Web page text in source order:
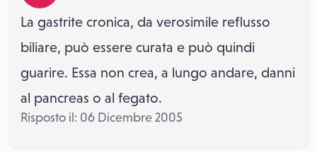
La gastrite cronica, da verosimile reflusso
biliare, può essere curata e può quindi
guarire. Essa non crea, a lungo andare, danni
al pancreas o al fegato.
Risposto il: 06 Dicembre 2005